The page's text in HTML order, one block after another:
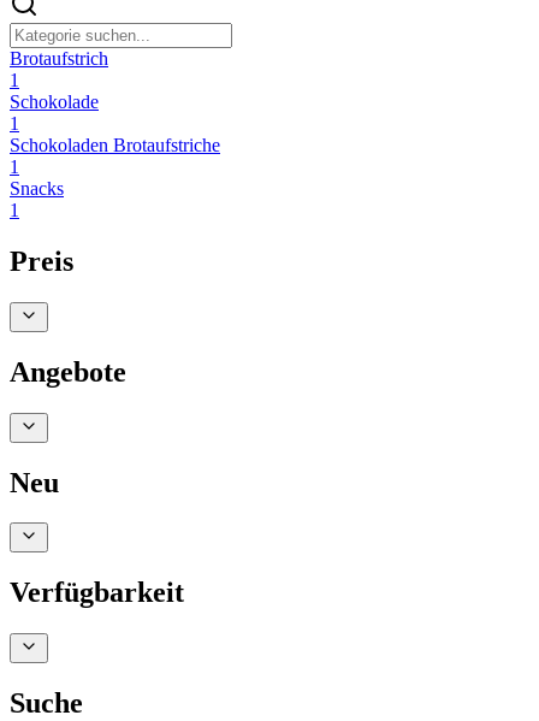
Brotaufstrich
1
Schokolade
1
Schokoladen Brotaufstriche
1
Snacks
1
Preis
Angebote
Neu
Verfügbarkeit
Suche